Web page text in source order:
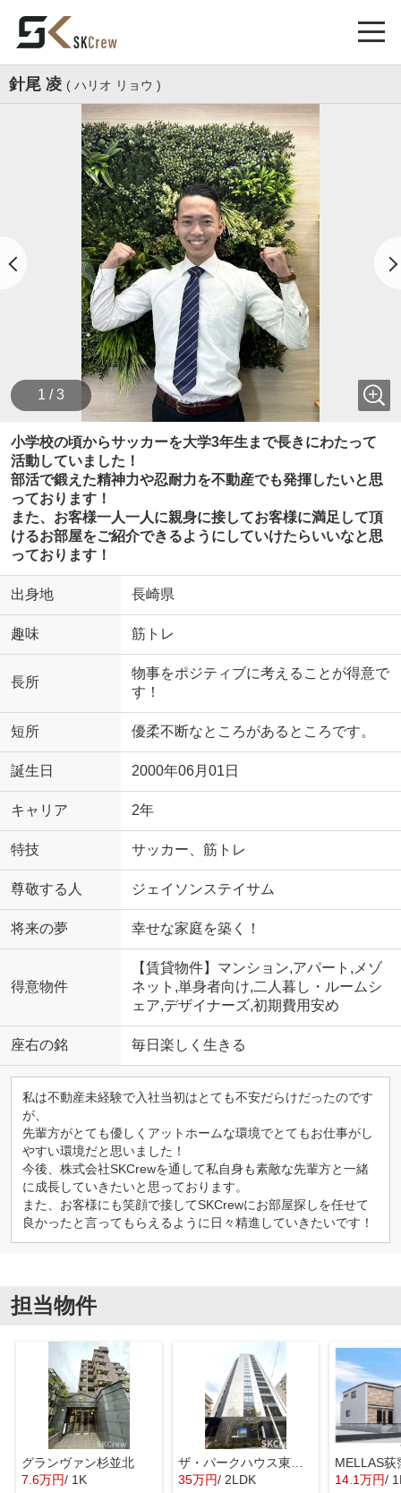
針尾 凌 ( ハリオ リョウ )
1 / 3
小学校の頃からサッカーを大学3年生まで長きにわたって
活動していました！
部活で鍛えた精神力や忍耐力を不動産でも発揮したいと思
っております！
また、お客様一人一人に親身に接してお客様に満足して頂
けるお部屋をご紹介できるようにしていけたらいいなと思
っております！
出身地 長崎県
趣味 筋トレ
長所
物事をポジティブに考えることが得意で
す！
短所 優柔不断なところがあるところです。
誕生日 2000年06月01日
キャリア 2年
特技 サッカー、筋トレ
尊敬する人 ジェイソンステイサム
将来の夢 幸せな家庭を築く！
得意物件
【賃貸物件】マンション,アパート,メゾ
ネット,単身者向け,二人暮し・ルームシ
ェア,デザイナーズ,初期費用安め
座右の銘 毎日楽しく生きる
私は不動産未経験で入社当初はとても不安だらけだったのです
が、
先輩方がとても優しくアットホームな環境でとてもお仕事がし
やすい環境だと思いました！
今後、株式会社SKCrewを通して私自身も素敵な先輩方と一緒
に成長していきたいと思っております。
また、お客様にも笑顔で接してSKCrewにお部屋探しを任せて
良かったと言ってもらえるように日々精進していきたいです！
担当物件
グランヴァン杉並北
7.6万円/ 1K
ザ・パークハウス東中野プレイス
35万円/ 2LDK
MELLAS荻
14.1万円/